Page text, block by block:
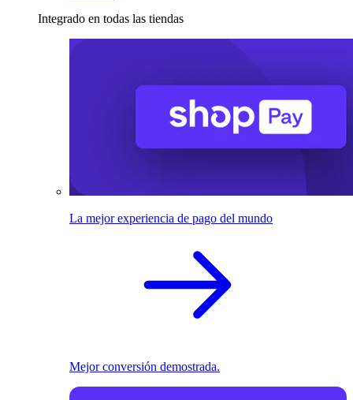
Integrado en todas las tiendas
La mejor experiencia de pago del mundo
Mejor conversión demostrada.